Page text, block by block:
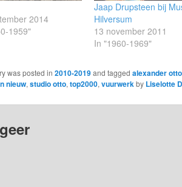
2014
1959"
Jaap Drupsteen bij
Hilversum
13 november 2011
In "1960-1969"
was posted in 2010-2019and tagged alexander otto
nieuw,studio otto,top2000,vuurwerkby Liselotte